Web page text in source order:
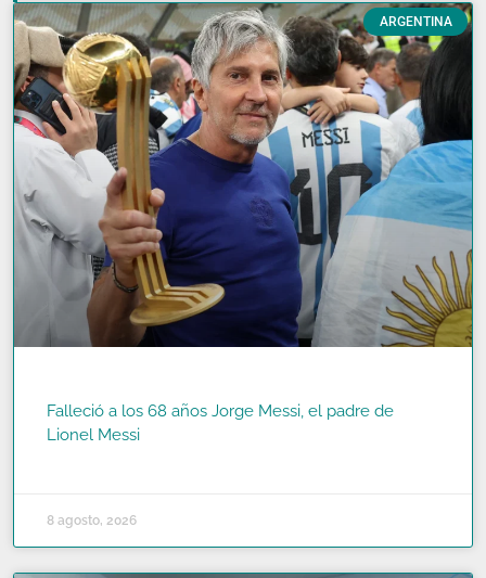
ARGENTINA
Falleció a los 68 años Jorge Messi, el padre de
Lionel Messi
8 agosto, 2026